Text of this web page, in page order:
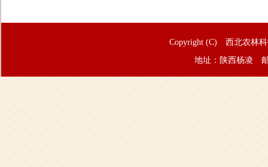
Copyright (C) 西北农林
地址：陕西杨凌